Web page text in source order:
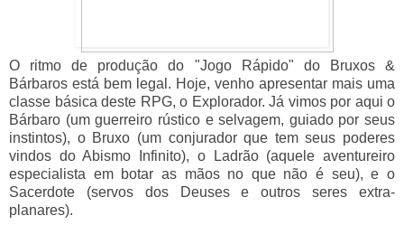
O ritmo de produção do "Jogo Rápido" do Bruxos &
Bárbaros está bem legal. Hoje, venho apresentar mais uma
classe básica deste RPG, o Explorador. Já vimos por aqui o
Bárbaro (um guerreiro rústico e selvagem, guiado por seus
instintos), o Bruxo (um conjurador que tem seus poderes
vindos do Abismo Infinito), o Ladrão (aquele aventureiro
especialista em botar as mãos no que não é seu), e o
Sacerdote (servos dos Deuses e outros seres extra-
planares).